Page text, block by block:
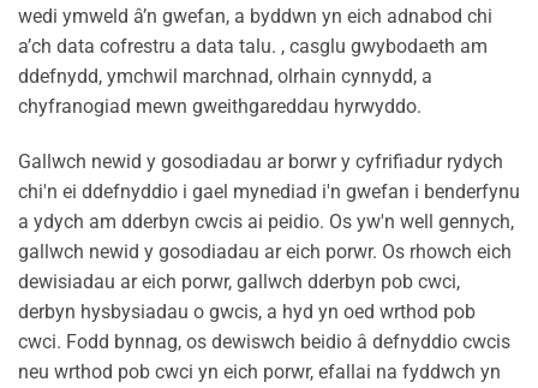
wedi ymweld â’n gwefan, a byddwn yn eich adnabod chi
a’ch data cofrestru a data talu. , casglu gwybodaeth am
ddefnydd, ymchwil marchnad, olrhain cynnydd, a
chyfranogiad mewn gweithgareddau hyrwyddo.
Gallwch newid y gosodiadau ar borwr y cyfrifiadur rydych
chi'n ei ddefnyddio i gael mynediad i'n gwefan i benderfynu
a ydych am dderbyn cwcis ai peidio. Os yw'n well gennych,
gallwch newid y gosodiadau ar eich porwr. Os rhowch eich
dewisiadau ar eich porwr, gallwch dderbyn pob cwci,
derbyn hysbysiadau o gwcis, a hyd yn oed wrthod pob
cwci. Fodd bynnag, os dewiswch beidio â defnyddio cwcis
neu wrthod pob cwci yn eich porwr, efallai na fyddwch yn